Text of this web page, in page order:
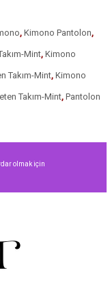
, Kimono Pantolon,
Mint, Kimono
Takım-Mint, Kimono
Takım-Mint, Pantolon
olmak için